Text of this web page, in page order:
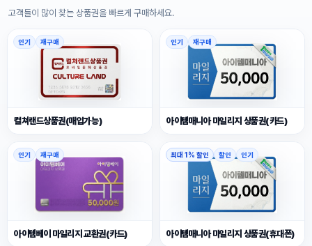
고객들이 많이 찾는 상품권을 빠르게 구매하세요.
인기 재구매
컬쳐랜드상품권(매입가능)
인기 재구매
아이템매니아 마일리지 상품권(카드)
인기 재구매
아이템베이 마일리지 교환권(카드)
최대 1% 할인 할인 인기
아이템매니아 마일리지 상품권(휴대폰)